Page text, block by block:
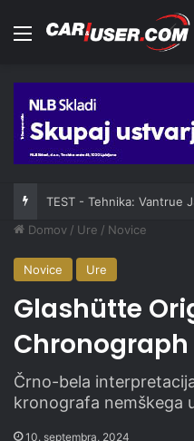
Meni
TEST - Tehnika: Vantrue
Domov / Ure / Novice
Novice Ure
Glashütte
Chronograph
Črno-bela
kronografa nemškega
10. septembra, 2024